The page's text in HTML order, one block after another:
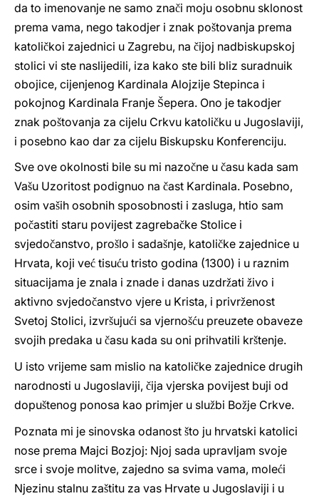
da to imenovanje ne samo znači moju osobnu sklonost
prema vama, nego takodjer i znak poštovanja prema
katoličkoi zajednici u Zagrebu, na čijoj nadbiskupskoj
stolici vi ste naslijedili, iza kako ste bili bliz suradnuik
obojice, cijenjenog Kardinala Alojzije Stepinca i
pokojnog Kardinala Franje Šepera. Ono je takodjer
znak poštovanja za cijelu Crkvu katoličku u Jugoslaviji,
i posebno kao dar za cijelu Biskupsku Konferenciju.
Sve ove okolnosti bile su mi nazočne u času kada sam
Vašu Uzoritost podignuo na čast Kardinala. Posebno,
osim vaših osobnih sposobnosti i zasluga, htio sam
počastiti staru povijest zagrebačke Stolice i
svjedočanstvo, prošlo i sadašnje, katoličke zajednice u
Hrvata, koji već tisuću tristo godina (1300) i u raznim
situacijama je znala i znade i danas uzdržati živo i
aktivno svjedočanstvo vjere u Krista, i privrženost
Svetoj Stolici, izvršujući sa vjernošću preuzete obaveze
svojih predaka u času kada su oni prihvatili krštenje.
U isto vrijeme sam mislio na katoličke zajednice drugih
narodnosti u Jugoslaviji, čija vjerska povijest buji od
dopuštenog ponosa kao primjer u službi Božje Crkve.
Poznata mi je sinovska odanost što ju hrvatski katolici
nose prema Majci Bozjoj: Njoj sada upravljam svoje
srce i svoje molitve, zajedno sa svima vama, moleći
Njezinu stalnu zaštitu za vas Hrvate u Jugoslaviji i u